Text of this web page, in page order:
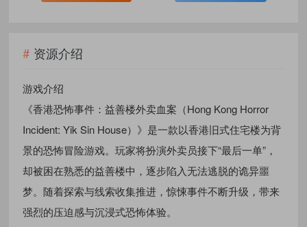
资源介绍
游戏介绍
《香港恐怖事件：益善楼外卖血案（Hong Kong Horror
Incident: Yik Sin House）》是一款以香港旧式住宅楼为背
景的恐怖冒险游戏。玩家将扮演外卖员接下“最后一单”，
却被困在熟悉的益善楼中，逐步陷入无法逃脱的诡异噩
梦。随着探索与线索收集推进，惊悚事件不断升级，带来
强烈的压迫感与沉浸式恐怖体验。